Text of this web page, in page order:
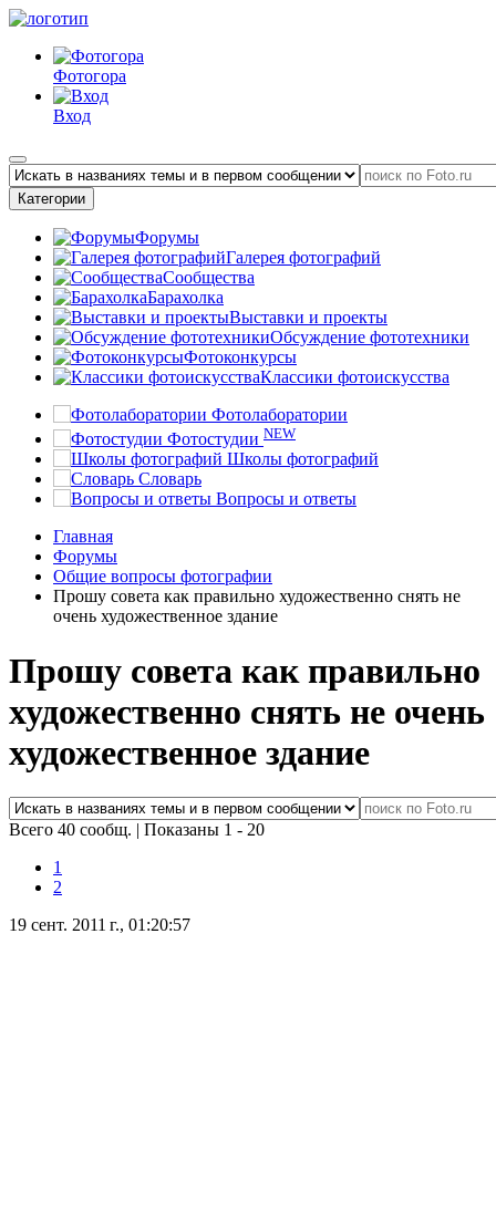
Фотогора
Вход
Категории
Форумы
Галерея фотографий
Сообщества
Барахолка
Выставки и проекты
Обсуждение фототехники
Фотоконкурсы
Классики фотоискусства
Фотолаборатории
Фотостудии NEW
Школы фотографий
Словарь
Вопросы и ответы
Главная
Форумы
Общие вопросы фотографии
Прошу совета как правильно художественно снять не
очень художественное здание
Прошу совета как правильно
художественно снять не очень
художественное здание
Всего 40 сообщ. | Показаны 1 - 20
1
2
19 сент. 2011 г., 01:20:57